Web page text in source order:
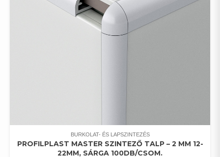
BURKOLAT- ÉS LAPSZINTEZÉS
PROFILPLAST MASTER SZINTEZŐ TALP – 2 MM 12-
22MM, SÁRGA 100DB/CSOM.